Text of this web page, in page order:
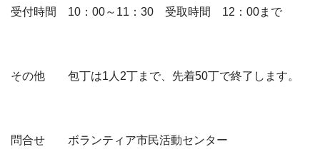
受付時間 10 ： 00～ 11 ： 30 受取時間 12 ： 00まで
その他 包丁は1 人 2丁まで、先着50丁で終了します。
問合せ ボランティア市民活動センター